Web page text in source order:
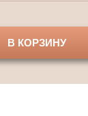
В КОРЗИНУ